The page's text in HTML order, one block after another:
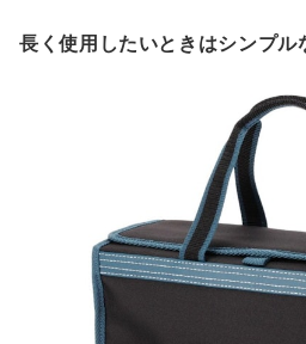
長く使用したいときはシンプル